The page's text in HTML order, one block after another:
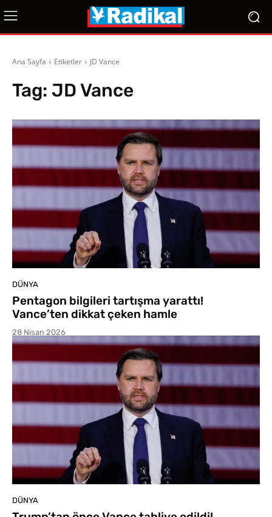
Ana Sayfa Etiketler JD Vance
Tag: JD Vance
DÜNYA
Pentagon bilgileri tartışma yarattı!
Vance’ten dikkat çeken hamle
28 Nisan 2026
DÜNYA